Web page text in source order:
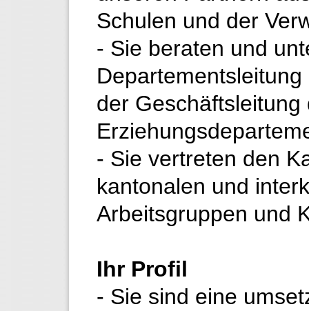
Schulen und der
- Sie beraten und
der Geschäftsleitung
- Sie vertreten den
kantonalen und
Arbeitsgruppen und
Ihr Profil
- Sie sind eine